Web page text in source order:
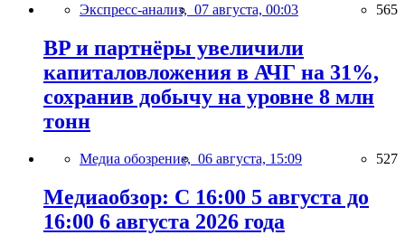
Экспресс-анализ, 07 августа, 00:03 565
BP и партнёры увеличили
капиталовложения в АЧГ на 31%,
сохранив добычу на уровне 8 млн
тонн
Медиа обозрение, 06 августа, 15:09 527
Медиаобзор: С 16:00 5 августа до
16:00 6 августа 2026 года